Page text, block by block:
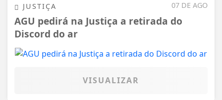
07 DE AGO
JUSTIÇA
AGU pedirá na Justiça a retirada do
Discord do ar
VISUALIZAR